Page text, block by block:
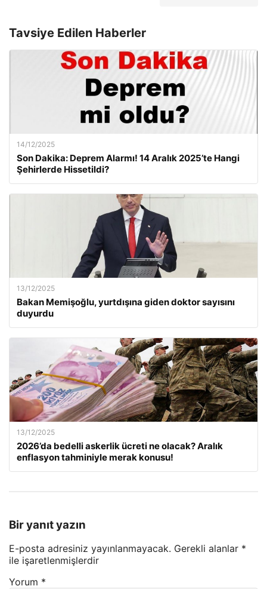
Tavsiye Edilen Haberler
14/12/2025
Son Dakika: Deprem Alarmı! 14 Aralık 2025’te Hangi
Şehirlerde Hissetildi?
13/12/2025
Bakan Memişoğlu, yurtdışına giden doktor sayısını
duyurdu
13/12/2025
2026’da bedelli askerlik ücreti ne olacak? Aralık
enflasyon tahminiyle merak konusu!
Bir yanıt yazın
E-posta adresiniz yayınlanmayacak. Gerekli alanlar *
ile işaretlenmişlerdir
Yorum *